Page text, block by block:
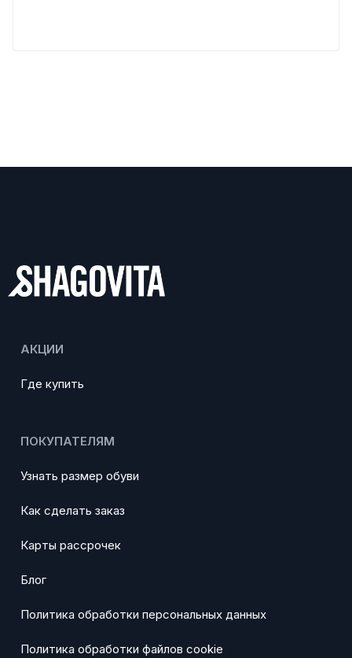
АКЦИИ
Где купить
ПОКУПАТЕЛЯМ
Узнать размер обуви
Как сделать заказ
Карты рассрочек
Блог
Политика обработки персональных данных
Политика обработки файлов cookie